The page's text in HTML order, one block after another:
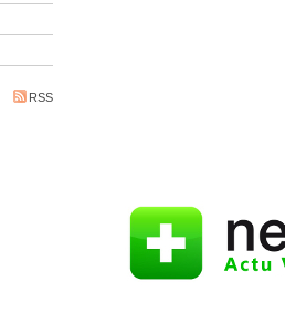
RSS